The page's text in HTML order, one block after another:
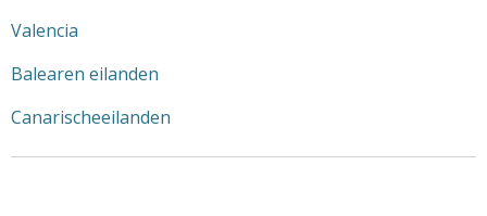
Valencia
Balearen eilanden
Canarischeeilanden